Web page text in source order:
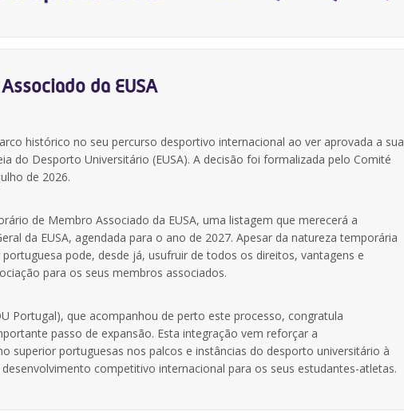
da EUSA
histórico no seu percurso desportivo internacional ao ver aprovada a sua
do Desporto Universitário (EUSA). A decisão foi formalizada pelo Comité
de 2026.
de Membro Associado da EUSA, uma listagem que merecerá a
da EUSA, agendada para o ano de 2027. Apesar da natureza temporária
pode, desde já, usufruir de todos os direitos, vantagens e
para os seus membros associados.
Portugal), que acompanhou de perto este processo, congratula
passo de expansão. Esta integração vem reforçar a
superior portuguesas nos palcos e instâncias do desporto universitário à
competitivo internacional para os seus estudantes-atletas.